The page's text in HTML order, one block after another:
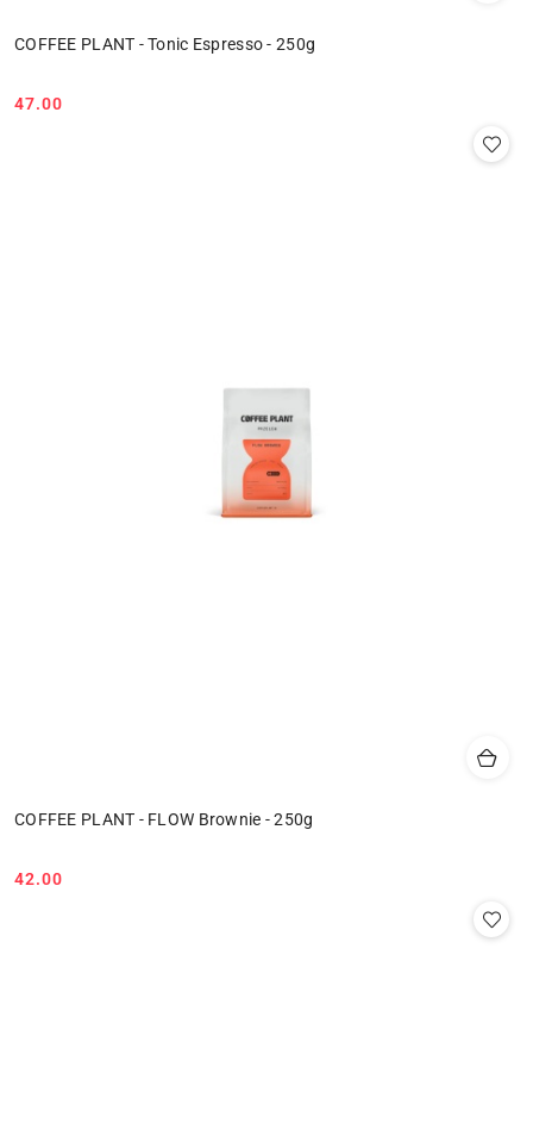
COFFEE PLANT - Tonic Espresso - 250g
Cena:
47.00
COFFEE PLANT - FLOW Brownie - 250g
Cena:
42.00